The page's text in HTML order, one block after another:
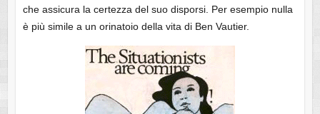
che assicura la certezza del suo disporsi. Per esempio nulla
è più simile a un orinatoio della vita di Ben Vautier.